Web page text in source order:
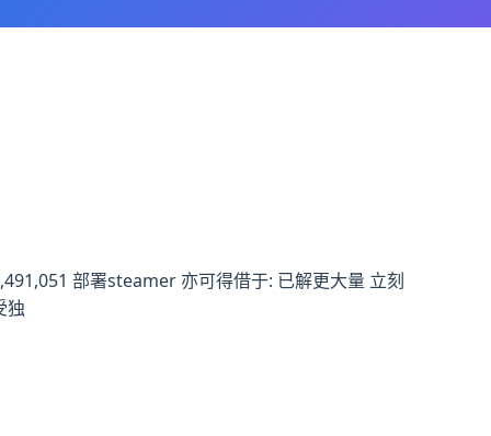
部署steamer 亦可得借于: 已解更大量 立刻
独